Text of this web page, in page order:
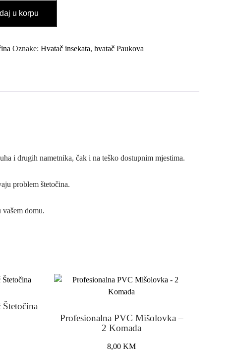
u korpu
Oznake: Hvatač insekata, hvatač Paukova
i drugih nametnika, čak i na teško dostupnim mjestima.
problem štetočina.
domu.
Profesionalna PVC Mišolovka –
2 Komada
8,00KM